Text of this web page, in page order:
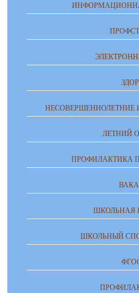
НЕСОВЕРШЕННОЛЕТНИЕ
ЛЕТНИЙ
ПРОФИЛАКТИКА
ШКОЛЬНАЯ
ШКОЛЬНЫЙ